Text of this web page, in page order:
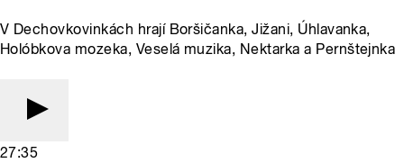
V Dechovkovinkách hrají Boršičanka, Jižani, Úhlavanka,
Holóbkova mozeka, Veselá muzika, Nektarka a Pernštejnka
27:35